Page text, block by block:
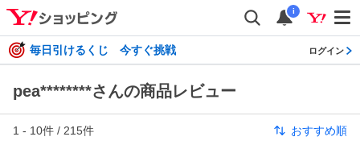
i
毎日引けるくじ 今すぐ挑戦 ログイン
pea********さんの商品レビュー
1 - 10件 / 215件 おすすめ順